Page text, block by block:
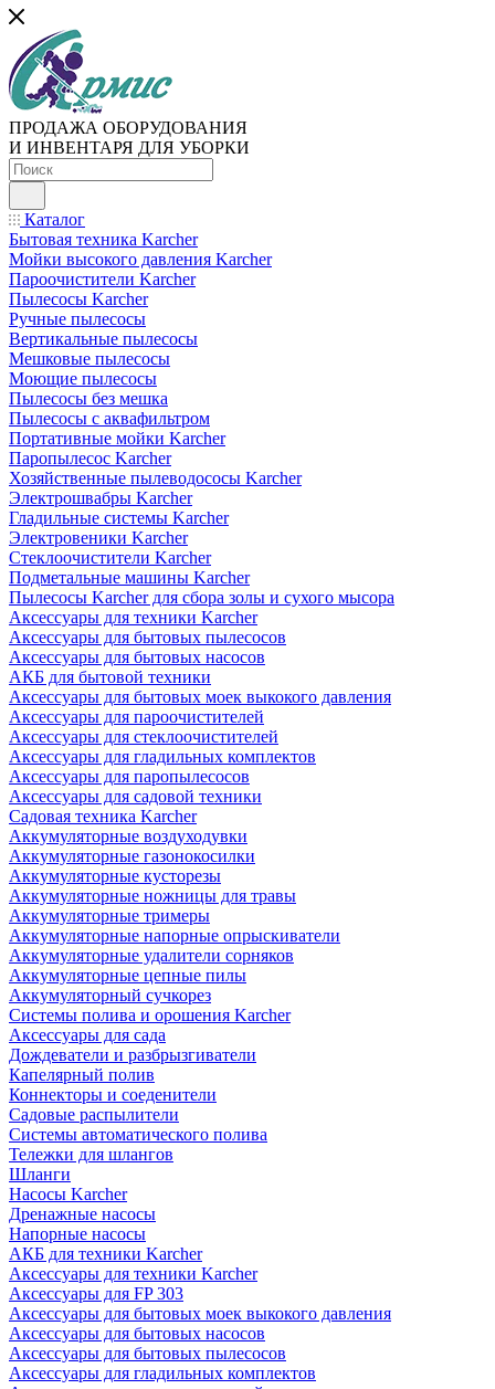
ПРОДАЖА ОБОРУДОВАНИЯ
И ИНВЕНТАРЯ ДЛЯ УБОРКИ
Каталог
Бытовая техника Karcher
Мойки высокого давления Karcher
Пароочистители Karcher
Пылесосы Karcher
Ручные пылесосы
Вертикальные пылесосы
Мешковые пылесосы
Моющие пылесосы
Пылесосы без мешка
Пылесосы с аквафильтром
Портативные мойки Karcher
Паропылесос Karcher
Хозяйственные пылеводососы Karcher
Электрошвабры Karcher
Гладильные системы Karcher
Электровеники Karcher
Стеклоочистители Karcher
Подметальные машины Karcher
Пылесосы Karcher для сбора золы и сухого мысора
Аксессуары для техники Karcher
Аксессуары для бытовых пылесосов
Аксессуары для бытовых насосов
АКБ для бытовой техники
Аксессуары для бытовых моек выкокого давления
Аксессуары для пароочистителей
Аксессуары для стеклоочистителей
Аксессуары для гладильных комплектов
Аксессуары для паропылесосов
Аксессуары для садовой техники
Садовая техника Karcher
Аккумуляторные воздуходувки
Аккумуляторные газонокосилки
Аккумуляторные кусторезы
Аккумуляторные ножницы для травы
Аккумуляторные тримеры
Аккумуляторные напорные опрыскиватели
Аккумуляторные удалители сорняков
Аккумуляторные цепные пилы
Аккумуляторный сучкорез
Системы полива и орошения Karcher
Аксессуары для сада
Дождеватели и разбрызгиватели
Капелярный полив
Коннекторы и соеденители
Садовые распылители
Системы автоматического полива
Тележки для шлангов
Шланги
Насосы Karcher
Дренажные насосы
Напорные насосы
АКБ для техники Karcher
Аксессуары для техники Karcher
Аксессуары для FP 303
Аксессуары для бытовых моек выкокого давления
Аксессуары для бытовых насосов
Аксессуары для бытовых пылесосов
Аксессуары для гладильных комплектов